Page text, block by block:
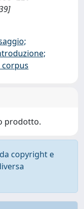
prodotto.
copyright e